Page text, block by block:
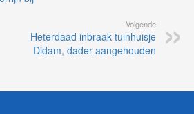
Volgende
Heterdaad inbraak tuinhuisje
Didam, dader aangehouden